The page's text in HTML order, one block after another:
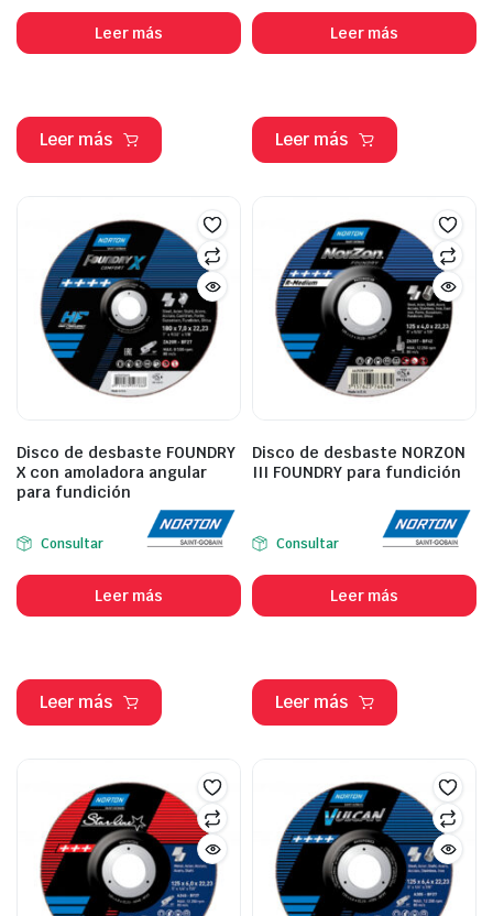
Leer más
Leer más
Leer más
Leer más
Disco de desbaste FOUNDRY
X con amoladora angular
para fundición
Consultar
Leer más
Leer más
Disco de desbaste NORZON
III FOUNDRY para fundición
Consultar
Leer más
Leer más